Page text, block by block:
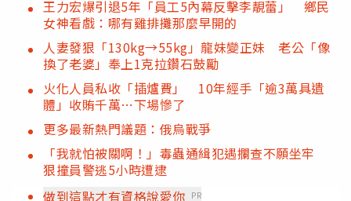
王力宏爆引退5年「員工5內幕反擊李靚蕾」 鄉民
女神看戲：哪有雞排攤那麼早開的
人妻發狠「130kg→55kg」龍妹變正妹 老公「像
換了老婆」奉上1克拉鑽石鼓勵
火化人員私收「插爐費」 10年經手「逾3萬具遺
體」收賄千萬⋯下場慘了
更多最新熱門議題：俄烏戰爭
「我就怕被關啊！」毒蟲通緝犯遇攔查不願坐牢
狠撞員警逃5小時遭逮
做到這點才有資格說愛你 PR